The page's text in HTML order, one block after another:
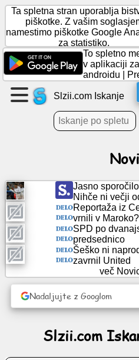
Ustvarite
stran
Ustvari
skupino
red
Zabava
Socialno
omrežje
Novice
Ta spletna stran uporablja
piškotke. Z vašim
namestimo piškotke Google
za statistiko.
To spletno
v aplikaciji
androidu
Slzii.com Iskanje
Jasno
Nihče ni večji
Reportaža iz
vrnili v
SPD po
predsednico
Šeško ni
zavrnil United
več
Nadaljujte z Googlom
Slzii.com